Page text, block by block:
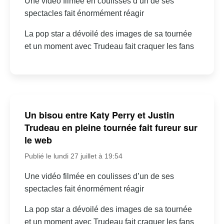
spectacles fait énormément réagir
La pop star a dévoilé des images de sa tournée
et un moment avec Trudeau fait craquer les fans
Un bisou entre Katy Perry et Justin
Trudeau en pleine tournée fait fureur sur
le web
Publié le lundi 27 juillet à 19:54
Une vidéo filmée en coulisses d’un de ses
spectacles fait énormément réagir
La pop star a dévoilé des images de sa tournée
et un moment avec Trudeau fait craquer les fans